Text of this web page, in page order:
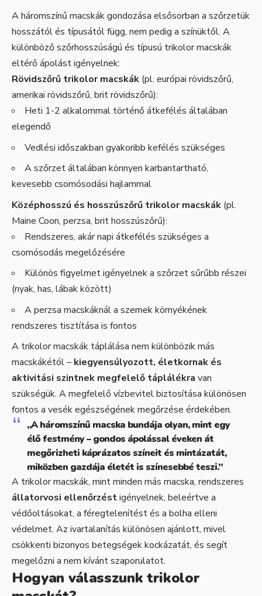
A háromszínű macskák gondozása elsősorban a szőrzetük
hosszától és típusától függ, nem pedig a színüktől. A
különböző szőrhosszúságú és típusú trikolor macskák
eltérő ápolást igényelnek:
Rövidszőrű trikolor macskák (pl. európai rövidszőrű,
amerikai rövidszőrű, brit rövidszőrű):
Heti 1-2 alkalommal történő átkefélés általában
elegendő
Vedlési időszakban gyakoribb kefélés szükséges
A szőrzet általában könnyen karbantartható,
kevesebb csomósodási hajlammal
Középhosszú és hosszúszőrű trikolor macskák (pl.
Maine Coon, perzsa, brit hosszúszőrű):
Rendszeres, akár napi átkefélés szükséges a
csomósodás megelőzésére
Különös figyelmet igényelnek a szőrzet sűrűbb részei
(nyak, has, lábak között)
A perzsa macskáknál a szemek környékének
rendszeres tisztítása is fontos
A trikolor macskák táplálása nem különbözik más
macskákétól – kiegyensúlyozott, életkornak és
aktivitási szintnek megfelelő táplálékra van
szükségük. A megfelelő vízbevitel biztosítása különösen
fontos a vesék egészségének megőrzése érdekében.
„A háromszínű macska bundája olyan, mint egy
élő festmény – gondos ápolással éveken át
megőrizheti káprázatos színeit és mintázatát,
miközben gazdája életét is színesebbé teszi.”
A trikolor macskák, mint minden más macska, rendszeres
állatorvosi ellenőrzéstigényelnek, beleértve a
védőoltásokat, a féregtelenítést és a bolha elleni
védelmet. Az ivartalanítás különösen ajánlott, mivel
csökkenti bizonyos betegségek kockázatát, és segít
megelőzni a nem kívánt szaporulatot.
Hogyan válasszunk trikolor